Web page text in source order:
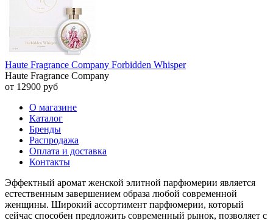
Haute Fragrance Company Forbidden Whisper
Haute Fragrance Company
от 12900 руб
О магазине
Каталог
Бренды
Распродажа
Оплата и доставка
Контакты
Эффектный аромат женской элитной парфюмерии является
естественным завершением образа любой современной
женщины. Широкий ассортимент парфюмерии, который
сейчас способен предложить современный рынок, позволяет с